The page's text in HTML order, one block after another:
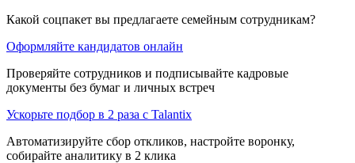
Какой соцпакет вы предлагаете семейным сотрудникам?
Оформляйте кандидатов онлайн
Проверяйте сотрудников и подписывайте кадровые
документы без бумаг и личных встреч
Ускорьте подбор в 2 раза с Talantix
Автоматизируйте сбор откликов, настройте воронку,
собирайте аналитику в 2 клика